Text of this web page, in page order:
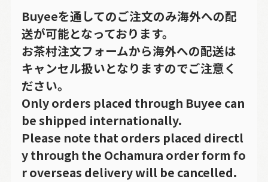
Buyeeを通してのご注文のみ海外への配
送が可能となっております。
お茶村注文フォームから海外への配送は
キャンセル扱いとなりますのでご注意く
ださい。
Only orders placed through Buyee can
be shipped internationally.
Please note that orders placed directl
y through the Ochamura order form fo
r overseas delivery will be cancelled.